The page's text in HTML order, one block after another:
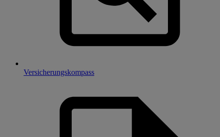
Versicherungskompass